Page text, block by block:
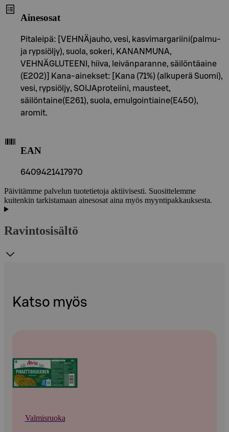
Ainesosat
Pitaleipä: [VEHNÄjauho, vesi, kasvimargariini(palmu-
ja rypsiöljy), suola, sokeri, KANANMUNA,
VEHNÄGLUTEENI, hiiva, leivänparanne, säilöntäaine
(E202)] Kana-ainekset: [Kana (71%) (alkuperä Suomi),
vesi, rypsiöljy, SOIJAproteiini, mausteet,
säilöntaine(E261), suola, emulgointiaine(E450),
aromit.
EAN
6409421417970
Päivitämme palvelun tuotetietoja aktiivisesti. Suosittelemme
kuitenkin tarkistamaan ainesosat aina myös myyntipakkauksesta.
Ravintosisältö
Katso myös
Valmisruoka